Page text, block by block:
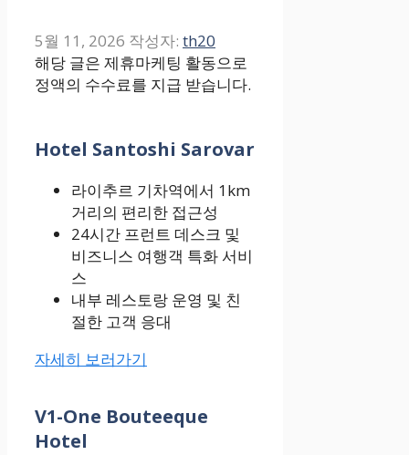
5월 11, 2026 작성자: th20
해당 글은 제휴마케팅 활동으로
정액의 수수료를 지급 받습니다.
Hotel Santoshi Sarovar
라이추르 기차역에서 1km
거리의 편리한 접근성
24시간 프런트 데스크 및
비즈니스 여행객 특화 서비
스
내부 레스토랑 운영 및 친
절한 고객 응대
자세히 보러가기
V1-One Bouteeque
Hotel